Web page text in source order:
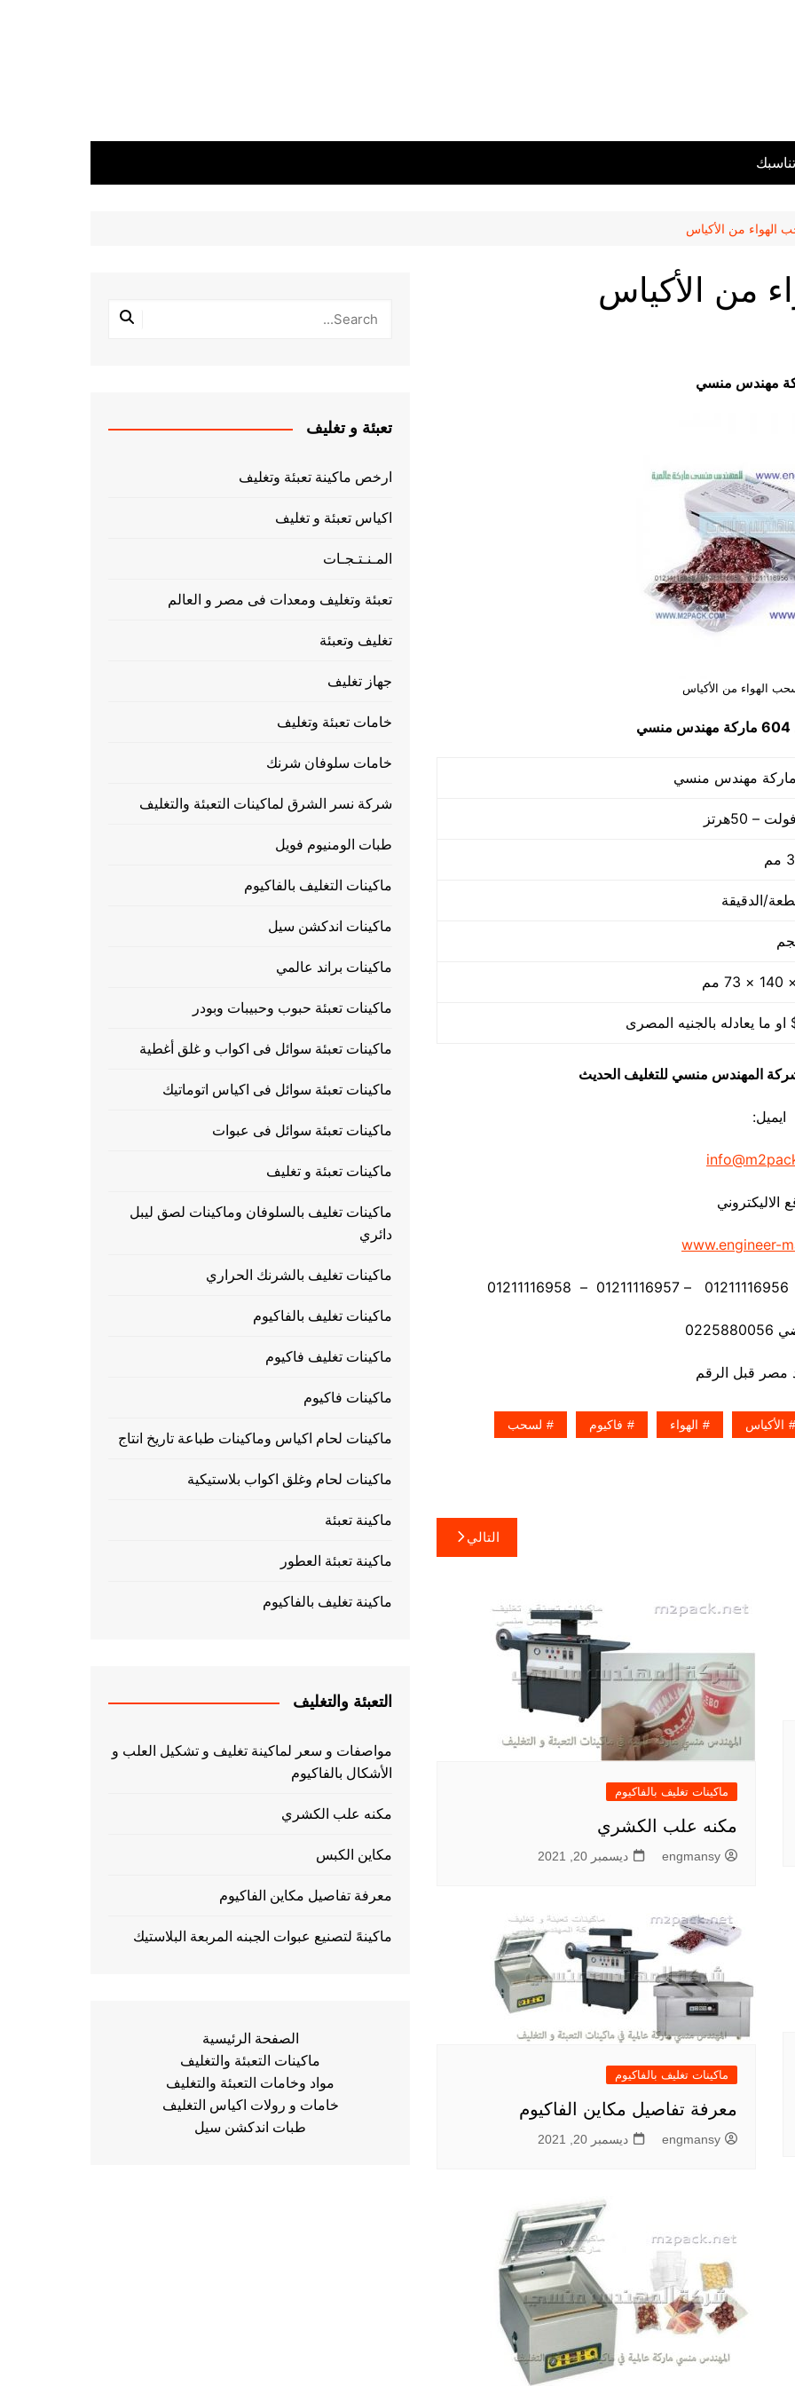
الهواء من الأكياس
من الأكياس
مهندس منسي
الهواء من الأكياس
ماركة مهندس منسي
شركة المهندس منسي للتغليف الحديث
ايميل:
الاليكتروني
www.engineer-
الأكياس الهواء فاكيوم لسحب
التالي
ماكينات تغليف بالفاكيوم
مكنه علب الكشري
engmansy ديسمبر 20, 2021
ماكينات تغليف بالفاكيوم
معرفة تفاصيل مكاين الفاكيوم
engmansy ديسمبر 20, 2021
تعبئة و تغليف
ارخص ماكينة تعبئة وتغليف
اكياس تعبئة و تغليف
المـنـتـجـات
تعبئة وتغليف ومعدات فى مصر و العالم
تغليف وتعبئة
جهاز تغليف
خامات تعبئة وتغليف
خامات سلوفان شرنك
شركة نسر الشرق لماكينات التعبئة والتغليف
طبات الومنيوم فويل
ماكينات التغليف بالفاكيوم
ماكينات اندكشن سيل
ماكينات براند عالمي
ماكينات تعبئة حبوب وحبيبات وبودر
ماكينات تعبئة سوائل فى اكواب و غلق أغطية
ماكينات تعبئة سوائل فى اكياس اتوماتيك
ماكينات تعبئة سوائل فى عبوات
ماكينات تعبئة و تغليف
ماكينات تغليف بالسلوفان وماكينات لصق ليبل
دائري
ماكينات تغليف بالشرنك الحراري
ماكينات تغليف بالفاكيوم
ماكينات تغليف فاكيوم
ماكينات فاكيوم
ماكينات لحام اكياس وماكينات طباعة تاريخ انتاج
ماكينات لحام وغلق اكواب بلاستيكية
ماكينة تعبئة
ماكينة تعبئة العطور
ماكينة تغليف بالفاكيوم
التعبئة والتغليف
مواصفات و سعر لماكينة تغليف و تشكيل العلب و
الأشكال بالفاكيوم
مكنه علب الكشري
مكاين الكبس
معرفة تفاصيل مكاين الفاكيوم
ماكينهً لتصنيع عبوات الجبنه المربعة البلاستيك
الصفحة الرئيسية
ماكينات التعبئة والتغليف
مواد وخامات التعبئة والتغليف
خامات و رولات اكياس التغليف
طبات اندكشن سيل